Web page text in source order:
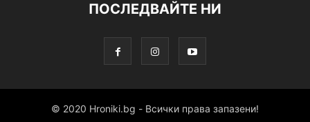
ПОСЛЕДВАЙТЕ НИ
© 2020 Hroniki.bg - Всички права запазени!